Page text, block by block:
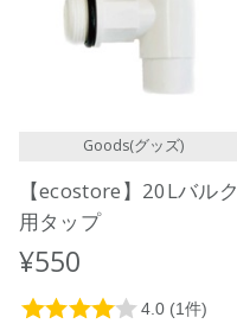
Goods(グッズ)
【ecostore】20Lバルク
用タップ
¥550